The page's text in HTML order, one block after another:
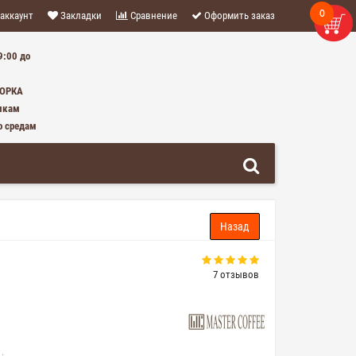
Закладки Сравнение Оформить заказ
до
7 отзывов
0